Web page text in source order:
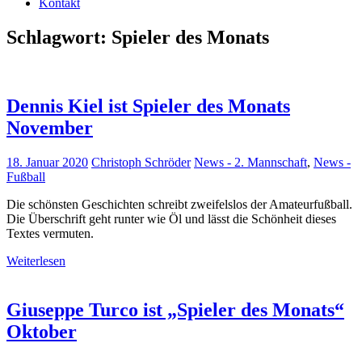
Kontakt
Schlagwort: Spieler des Monats
Dennis Kiel ist Spieler des Monats
November
18. Januar 2020 Christoph Schröder News - 2. Mannschaft, News -
Fußball
Die schönsten Geschichten schreibt zweifelslos der Amateurfußball.
Die Überschrift geht runter wie Öl und lässt die Schönheit dieses
Textes vermuten.
Weiterlesen
Giuseppe Turco ist „Spieler des Monats“
Oktober